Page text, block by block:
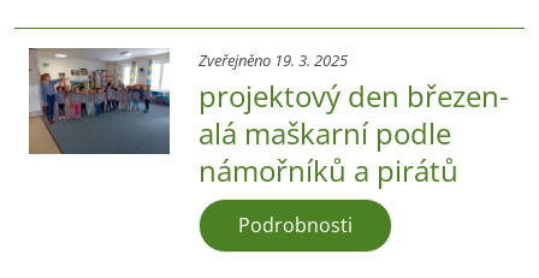
Zveřejněno 19. 3. 2025
projektový den březen-
alá maškarní podle
námořníků a pirátů
Podrobnosti